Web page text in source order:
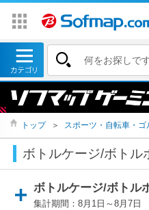
トップ ＞ スポーツ・自転車・ゴ
ボトルケージ/ボトル
ボトルケージ/ボトル
集計期間：8月1日～8月7日